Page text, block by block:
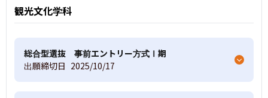
観光文化学科
総合型選抜 事前エントリー方式Ⅰ期
出願締切日 2025/10/17